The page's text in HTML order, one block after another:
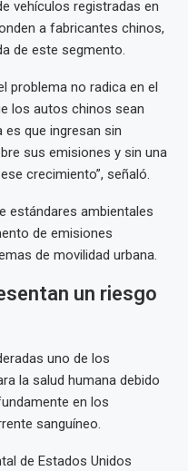
vehículos registradas en
a fabricantes chinos,
de este segmento.
problema no radica en el
los autos chinos sean
que ingresan sin
sus emisiones y sin una
crecimiento”, señaló.
estándares ambientales
de emisiones
de movilidad urbana.
un riesgo
uno de los
la salud humana debido
en los
sanguíneo.
de Estados Unidos